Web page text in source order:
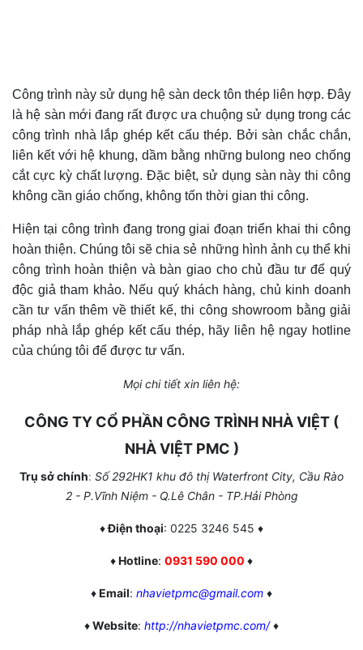
Công trình này sử dụng hệ sàn deck tôn thép liên hợp. Đây
là hệ sàn mới đang rất được ưa chuộng sử dụng trong các
công trình nhà lắp ghép kết cấu thép. Bởi sàn chắc chắn,
liên kết với hệ khung, dầm bằng những bulong neo chống
cắt cực kỳ chất lượng. Đặc biệt, sử dụng sàn này thi công
không cần giáo chống, không tốn thời gian thi công.
Hiện tại công trình đang trong giai đoạn triển khai thi công
hoàn thiện. Chúng tôi sẽ chia sẻ những hình ảnh cụ thể khi
công trình hoàn thiện và bàn giao cho chủ đầu tư để quý
độc giả tham khảo. Nếu quý khách hàng, chủ kinh doanh
cần tư vấn thêm về thiết kế, thi công showroom bằng giải
pháp nhà lắp ghép kết cấu thép, hãy liên hệ ngay hotline
của chúng tôi để được tư vấn.
Mọi chi tiết xin liên hệ:
CÔNG TY CỔ PHẦN CÔNG TRÌNH NHÀ VIỆT (
NHÀ VIỆT PMC )
Trụ sở chính: Số 292HK1 khu đô thị Waterfront City, Cầu Rào
2 - P.Vĩnh Niệm - Q.Lê Chân - TP.Hải Phòng
♦Điện thoại: 0225 3246 545 ♦
♦Hotline: 0931 590 000 ♦
♦Email: nhavietpmc@gmail.com ♦
♦Website: http://nhavietpmc.com/♦